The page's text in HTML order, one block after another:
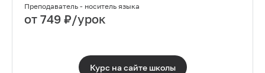
Преподаватель - носитель языка
от 749 ₽/урок
Курс на сайте школы